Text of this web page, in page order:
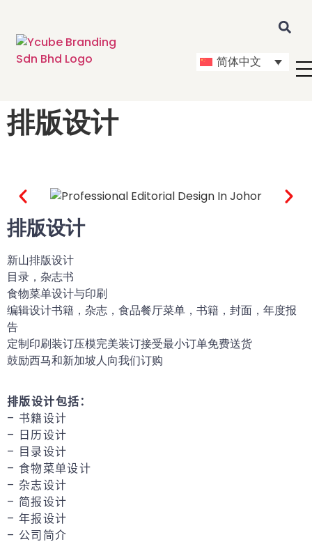
简体中文
排版设计
排版设计
新山排版设计
目录，杂志书
食物菜单设计与印刷
编辑设计书籍，杂志，食品餐厅菜单，书籍，封面，年度报
告
定制印刷装订压模完美装订接受最小订单免费送货
鼓励西马和新加坡人向我们订购
排版设计包括：
– 书籍设计
– 日历设计
– 目录设计
– 食物菜单设计
– 杂志设计
– 简报设计
– 年报设计
– 公司简介